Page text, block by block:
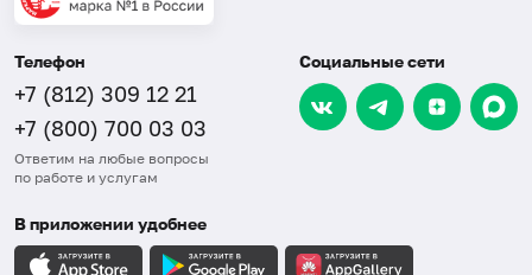
Телефон
+7 (812) 309 12 21
+7 (800) 700 03 03
Ответим на любые вопросы
по работе и услугам
Социальные сети
В приложении удобнее